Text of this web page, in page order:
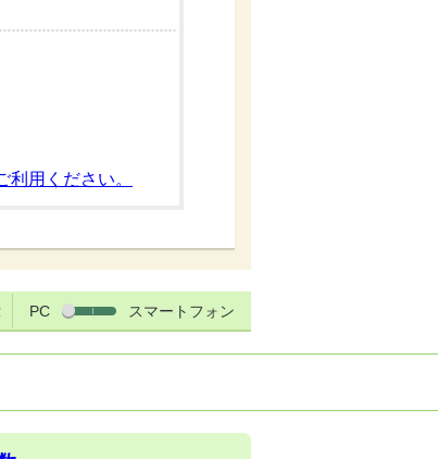
用ください。
PC スマートフォン